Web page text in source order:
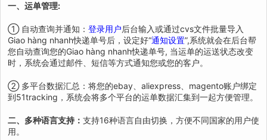
一、运单管理:
① 自动查询并通知： 登录用户后台输入或通过cvs文件批量导入
Giao hàng nhanh快递单号后，设定好“通知设置”,系统就会在后台帮
您自动查询您的Giao hàng nhanh快递单号, 当运单的运送状态改变
时，系统会通过邮件、短信等方式通知您或您的客户。
② 多平台数据汇总：将您的ebay、aliexpress、magento账户绑定
到51tracking，系统会将多个平台的运单数据汇集到一起方便管理。
二、多种语言支持： 支持16种语言自由切换，方便不同国家的用户使
用。